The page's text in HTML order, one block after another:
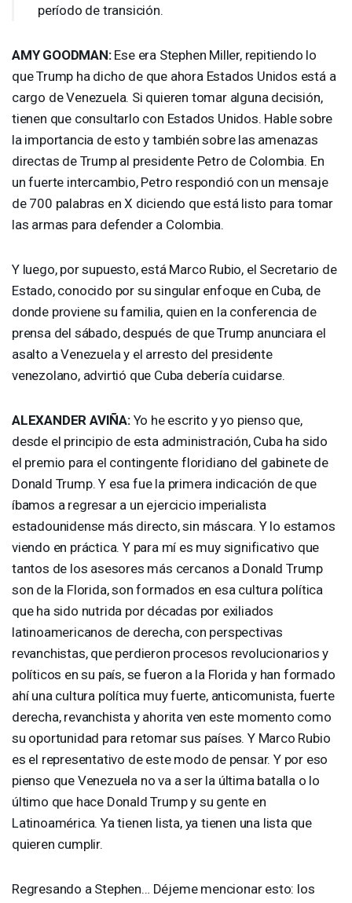
período de transición.
AMY GOODMAN:Ese era Stephen Miller, repitiendo lo
que Trump ha dicho de que ahora Estados Unidos está a
cargo de Venezuela. Si quieren tomar alguna decisión,
tienen que consultarlo con Estados Unidos. Hable sobre
la importancia de esto y también sobre las amenazas
directas de Trump al presidente Petro de Colombia. En
un fuerte intercambio, Petro respondió con un mensaje
de 700 palabras en X diciendo que está listo para tomar
las armas para defender a Colombia.
Y luego, por supuesto, está Marco Rubio, el Secretario de
Estado, conocido por su singular enfoque en Cuba, de
donde proviene su familia, quien en la conferencia de
prensa del sábado, después de que Trump anunciara el
asalto a Venezuela y el arresto del presidente
venezolano, advirtió que Cuba debería cuidarse.
ALEXANDER AVIÑA:Yo he escrito y yo pienso que,
desde el principio de esta administración, Cuba ha sido
el premio para el contingente floridiano del gabinete de
Donald Trump. Y esa fue la primera indicación de que
íbamos a regresar a un ejercicio imperialista
estadounidense más directo, sin máscara. Y lo estamos
viendo en práctica. Y para mí es muy significativo que
tantos de los asesores más cercanos a Donald Trump
son de la Florida, son formados en esa cultura política
que ha sido nutrida por décadas por exiliados
latinoamericanos de derecha, con perspectivas
revanchistas, que perdieron procesos revolucionarios y
políticos en su país, se fueron a la Florida y han formado
ahí una cultura política muy fuerte, anticomunista, fuerte
derecha, revanchista y ahorita ven este momento como
su oportunidad para retomar sus países. Y Marco Rubio
es el representativo de este modo de pensar. Y por eso
pienso que Venezuela no va a ser la última batalla o lo
último que hace Donald Trump y su gente en
Latinoamérica. Ya tienen lista, ya tienen una lista que
quieren cumplir.
Regresando a Stephen… Déjeme mencionar esto: los